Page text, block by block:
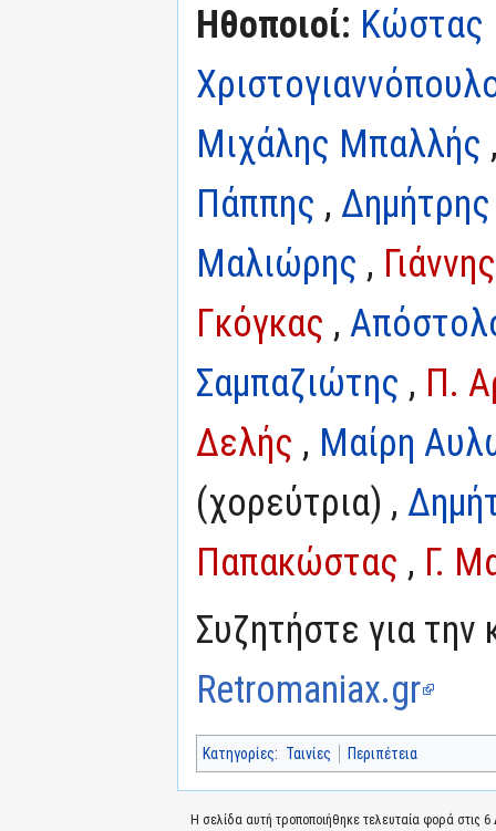
Ηθοποιοί: Κώστας
Μιχάλης Μπαλλής
Πάππης ,
Μαλιώρης ,
Γκόγκας ,
Σαμπαζιώτης , Π.
Δελής , Μαίρη
(χορεύτρια) ,
Παπακώστας , Γ.
Συζητήστε για την
Retromaniax.gr
Κατηγορίες: Ταινίες Περιπέτεια
Η σελίδα αυτή τροποποιήθηκε τελευταία φορά στις 6